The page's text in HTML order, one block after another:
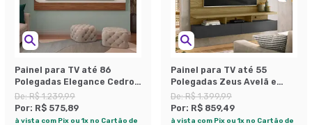
Painel para TV até 86
Polegadas Elegance Cedro
e Off White
De:R$ 1.239,99
Por: R$ 575,89
à vista com Pix ou 1x no Cartão de
Painel para TV até 55
Polegadas Zeus Avelã e
Preto
De:R$ 1.399,99
Por: R$ 859,49
à vista com Pix ou 1x no Cartão de